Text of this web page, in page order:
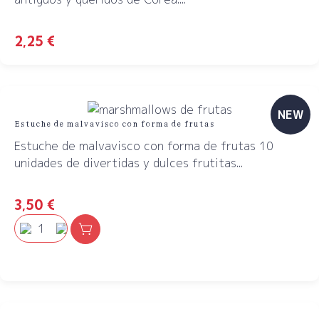
2,25 €
NEW
Estuche de malvavisco con forma de frutas
Estuche de malvavisco con forma de frutas 10
unidades de divertidas y dulces frutitas...
3,50 €